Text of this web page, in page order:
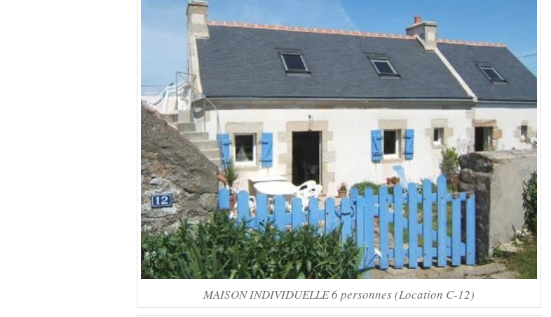
MAISON INDIVIDUELLE 6 personnes (Location C-12)